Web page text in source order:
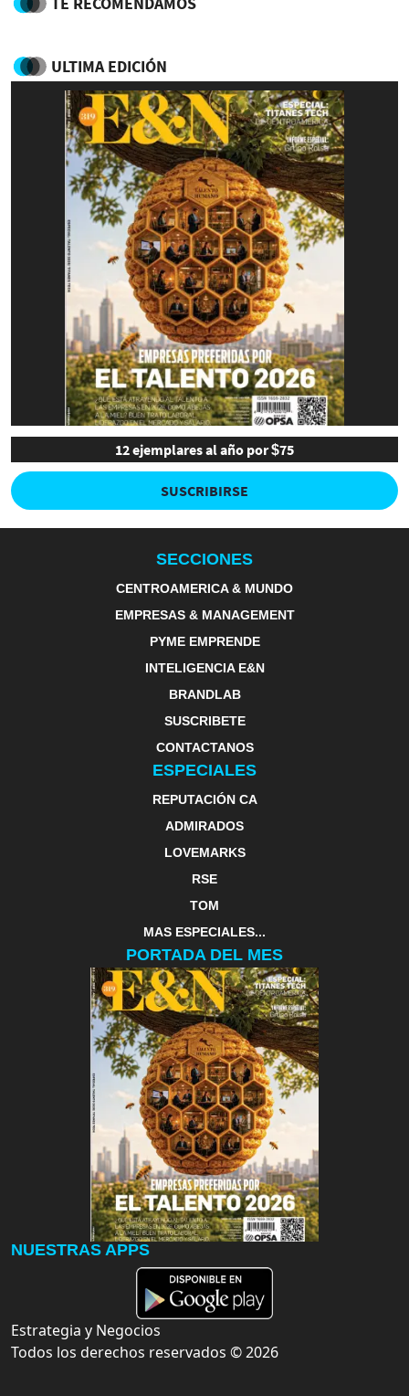
ULTIMA EDICIÓN
12 ejemplares al año por $75
SUSCRIBIRSE
SECCIONES
CENTROAMERICA & MUNDO
EMPRESAS & MANAGEMENT
PYME EMPRENDE
INTELIGENCIA E&N
BRANDLAB
SUSCRIBETE
CONTACTANOS
ESPECIALES
REPUTACIÓN CA
ADMIRADOS
LOVEMARKS
RSE
TOM
MAS ESPECIALES...
PORTADA DEL MES
NUESTRAS APPS
Estrategia y Negocios
Todos los derechos reservados ©2026